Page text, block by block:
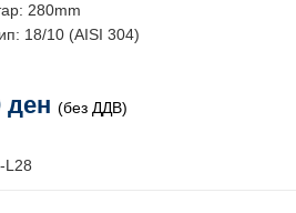
280mm
18/10 (AISI 304)
ден (без ДДВ)
L28